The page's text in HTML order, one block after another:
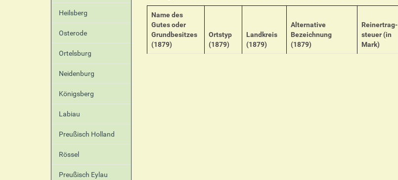
Name des
Gutes oder
Grundbesitzes
(1879)
Ortstyp
(1879)
Landkreis
(1879)
Alternative
Bezeichnung
(1879)
Reinertrag-
steuer (in
Mark)
Heilsberg
Osterode
Ortelsburg
Neidenburg
Königsberg
Labiau
Preußisch Holland
Rössel
Preußisch Eylau